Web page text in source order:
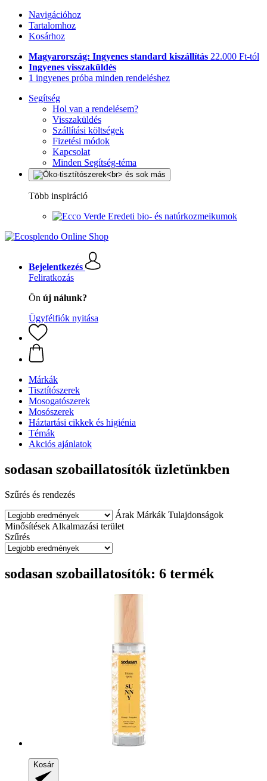
Navigációhoz
Tartalomhoz
Kosárhoz
Magyarország: Ingyenes standard kiszállítás 22.000 Ft-tól
Ingyenes visszaküldés
1 ingyenes próba minden rendeléshez
Segítség
Hol van a rendelésem?
Visszaküldés
Szállítási költségek
Fizetési módok
Kapcsolat
Minden Segítség-téma
Több inspiráció
Eredeti bio- és natúrkozmeikumok
Bejelentkezés
Feliratkozás
Ön új nálunk?
Ügyfélfiók nyitása
Márkák
Tisztítószerek
Mosogatószerek
Mosószerek
Háztartási cikkek és higiénia
Témák
Akciós ajánlatok
sodasan szobaillatosítók üzletünkben
Szűrés és rendezés
Árak Márkák Tulajdonságok
Minősítések Alkalmazási terület
Szűrés
sodasan szobaillatosítók: 6 termék
Kosár